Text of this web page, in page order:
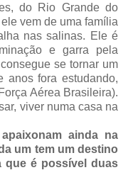
do Rio Grande do
vem de uma família
nas salinas. Ele é
e garra pela
se tornar um
anos fora estudando,
Aérea Brasileira).
viver numa casa na
ainda na
um tem um destino
que é possível duas